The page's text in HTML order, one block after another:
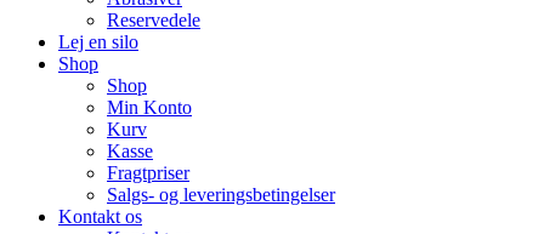
Reservedele
Lej en silo
Shop
Shop
Min Konto
Kurv
Kasse
Fragtpriser
Salgs- og leveringsbetingelser
Kontakt os